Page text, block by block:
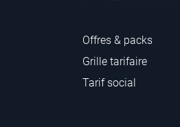
Offres & packs
Grille tarifaire
Tarif social